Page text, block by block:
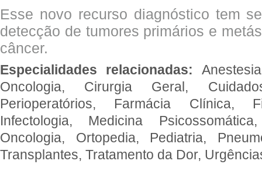
Esse novo recurso diagnóstico tem
detecção de tumores primários e
câncer.
Especialidades relacionadas:
Oncologia, Cirurgia Geral,
Perioperatórios, Farmácia Clínica,
Infectologia, Medicina
Oncologia, Ortopedia, Pediatria,
Transplantes, Tratamento da Dor,